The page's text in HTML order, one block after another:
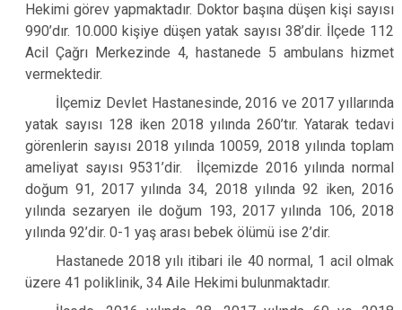
Hekimi görev yapmaktadır. Doktor başına düşen kişi sayısı
990’dır. 10.000 kişiye düşen yatak sayısı 38’dir. İlçede 112
Acil Çağrı Merkezinde 4, hastanede 5 ambulans hizmet
vermektedir.
İlçemiz Devlet Hastanesinde, 2016 ve 2017 yıllarında
yatak sayısı 128 iken 2018 yılında 260’tır. Yatarak tedavi
görenlerin sayısı 2018 yılında 10059, 2018 yılında toplam
ameliyat sayısı 9531’dir. İlçemizde 2016 yılında normal
doğum 91, 2017 yılında 34, 2018 yılında 92 iken, 2016
yılında sezaryen ile doğum 193, 2017 yılında 106, 2018
yılında 92’dir. 0-1 yaş arası bebek ölümü ise 2’dir.
Hastanede 2018 yılı itibari ile 40 normal, 1 acil olmak
üzere 41 poliklinik, 34 Aile Hekimi bulunmaktadır.